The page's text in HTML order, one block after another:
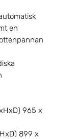
en
965 x
899 x